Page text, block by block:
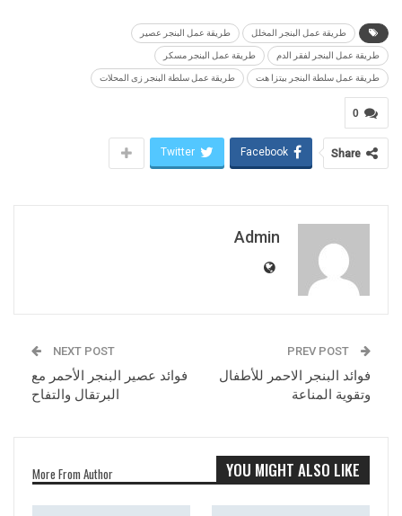
طريقة عمل البنجر المخلل طريقة عمل البنجر عصير
طريقة عمل البنجر لفقر الدم طريقة عمل البنجر مسكر
طريقة عمل سلطة البنجر بيتزا هت طريقة عمل سلطة البنجر زى المحلات
0
Share
Facebook
Twitter
Admin
فوائد البنجر الاحمر للأطفال
وتقوية المناعة
NEXT POST
فوائد عصير البنجر الأحمر مع
البرتقال والتفاح
YOU MIGHT ALSO LIKE
More From Author